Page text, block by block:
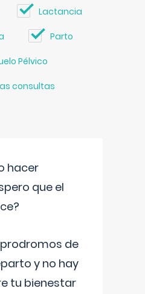
Lactancia
Parto
Pélvico
consultas
hacer
que el
de
y no hay
tu bienestar